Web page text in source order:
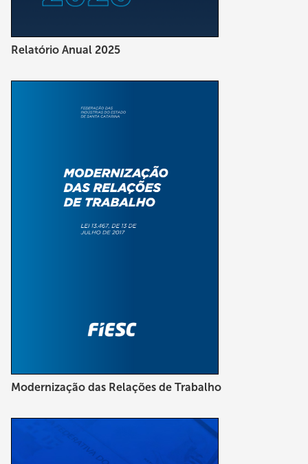
Relatório Anual 2025
Modernização das Relações de Trabalho